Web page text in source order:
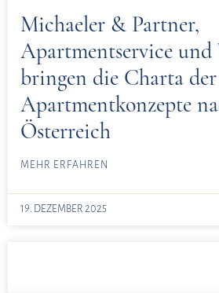
Michaeler & Partner,
Apartmentservice und
bringen die Charta der
Apartmentkonzepte
Österreich
MEHR ERFAHREN
19. DEZEMBER 2025